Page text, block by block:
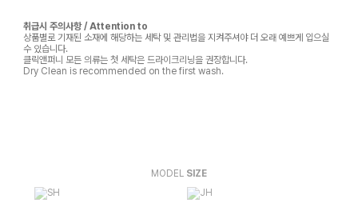
취급시 주의사항 / Attention to
상품별로 기재된 소재에 해당하는 세탁 및 관리법을 지켜주셔야 더 오래 예쁘게 입으실
수 있습니다.
클릭앤퍼니 모든 의류는 첫 세탁은 드라이크리닝을 권장합니다.
Dry Clean is recommended on the first wash.
MODEL SIZE